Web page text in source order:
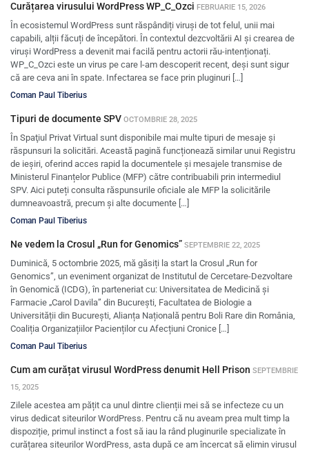
Curățarea virusului WordPress WP_C_Ozci FEBRUARIE 15, 2026
În ecosistemul WordPress sunt răspândiți viruși de tot felul, unii mai
capabili, alții făcuți de începători. În contextul dezcvoltării AI și crearea de
viruși WordPress a devenit mai facilă pentru actorii rău-intenționați.
WP_C_Ozci este un virus pe care l-am descoperit recent, deși sunt sigur
că are ceva ani în spate. Infectarea se face prin pluginuri […]
Coman Paul Tiberius
Tipuri de documente SPV OCTOMBRIE 28, 2025
În Spaţiul Privat Virtual sunt disponibile mai multe tipuri de mesaje şi
răspunsuri la solicitări. Această pagină funcționează similar unui Registru
de ieșiri, oferind acces rapid la documentele și mesajele transmise de
Ministerul Finanțelor Publice (MFP) către contribuabili prin intermediul
SPV. Aici puteți consulta răspunsurile oficiale ale MFP la solicitările
dumneavoastră, precum și alte documente […]
Coman Paul Tiberius
Ne vedem la Crosul „Run for Genomics” SEPTEMBRIE 22, 2025
Duminică, 5 octombrie 2025, mă găsiți la start la Crosul „Run for
Genomics”, un eveniment organizat de Institutul de Cercetare-Dezvoltare
în Genomică (ICDG), în parteneriat cu: Universitatea de Medicină și
Farmacie „Carol Davila” din București, Facultatea de Biologie a
Universității din București, Alianța Națională pentru Boli Rare din România,
Coaliția Organizațiilor Pacienților cu Afecțiuni Cronice […]
Coman Paul Tiberius
Cum am curățat virusul WordPress denumit Hell Prison SEPTEMBRIE
15, 2025
Zilele acestea am pățit ca unul dintre clienții mei să se infecteze cu un
virus dedicat siteurilor WordPress. Pentru că nu aveam prea mult timp la
dispoziție, primul instinct a fost să iau la rând pluginurile specializate în
curățarea siteurilor WordPress, asta după ce am încercat să elimin virusul